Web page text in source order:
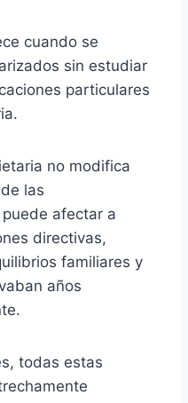
cuando se
sin estudiar
particulares
no modifica
las
afectar a
directivas,
familiares y
años
todas estas